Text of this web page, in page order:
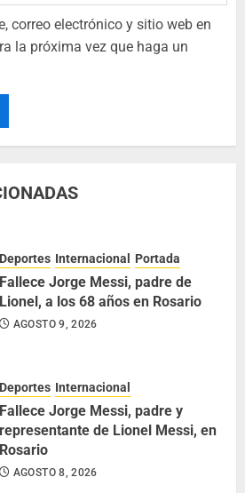
correo electrónico y sitio web en
la próxima vez que haga un
Deportes Internacional Portada
Fallece Jorge Messi, padre de
Lionel, a los 68 años en Rosario
AGOSTO 9, 2026
Deportes Internacional
Fallece Jorge Messi, padre y
representante de Lionel Messi, en
Rosario
AGOSTO 8, 2026